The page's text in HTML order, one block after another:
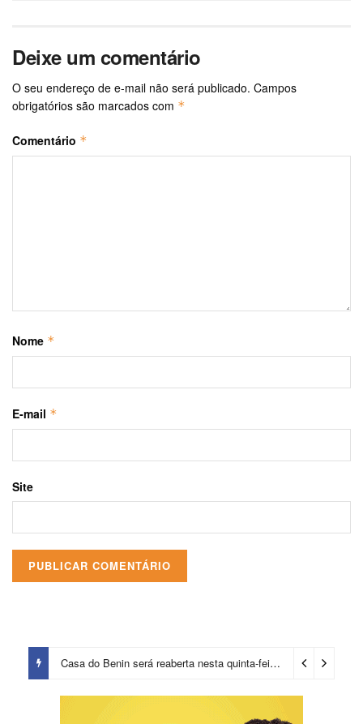
Deixe um comentário
O seu endereço de e-mail não será publicado. Campos
obrigatórios são marcados com *
Comentário *
Nome *
E-mail *
Site
Casa do Benin será reaberta nesta quinta-feira (6) 1 dia ago